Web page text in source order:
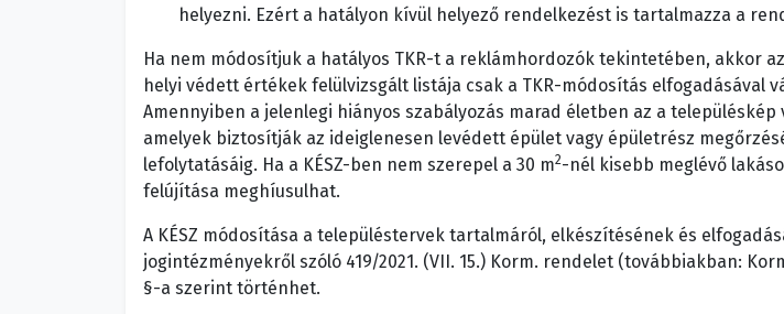
helyezni. Ezért a hatályon kívül helyező rendelkezést is tartalmazza a
Ha nem módosítjuk a hatályos TKR-t a reklámhordozók tekintetében, akkor
helyi védett értékek felülvizsgált listája csak a TKR-módosítás elfogadásával
Amennyiben a jelenlegi hiányos szabályozás marad életben az a
amelyek biztosítják az ideiglenesen levédett épület vagy épületrész
lefolytatásáig. Ha a KÉSZ-ben nem szerepel a 30 m2-nél kisebb meglévő
felújítása meghíusulhat.
A KÉSZ módosítása a településtervek tartalmáról, elkészítésének és
jogintézményekről szóló 419/2021. (VII. 15.) Korm. rendelet (továbbiakban:
§-a szerint történhet.